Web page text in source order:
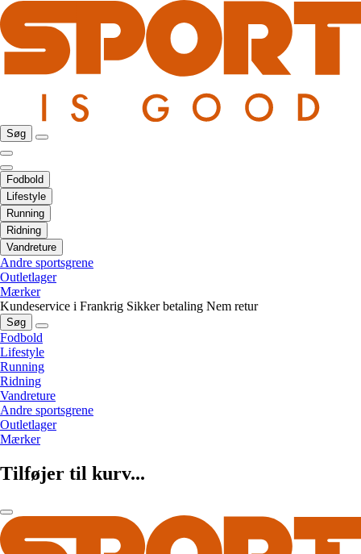
Søg
Fodbold
Lifestyle
Running
Ridning
Vandreture
Andre sportsgrene
Outletlager
Mærker
Kundeservice i Frankrig Sikker betaling Nem retur
Søg
Fodbold
Lifestyle
Running
Ridning
Vandreture
Andre sportsgrene
Outletlager
Mærker
Tilføjer til kurv...